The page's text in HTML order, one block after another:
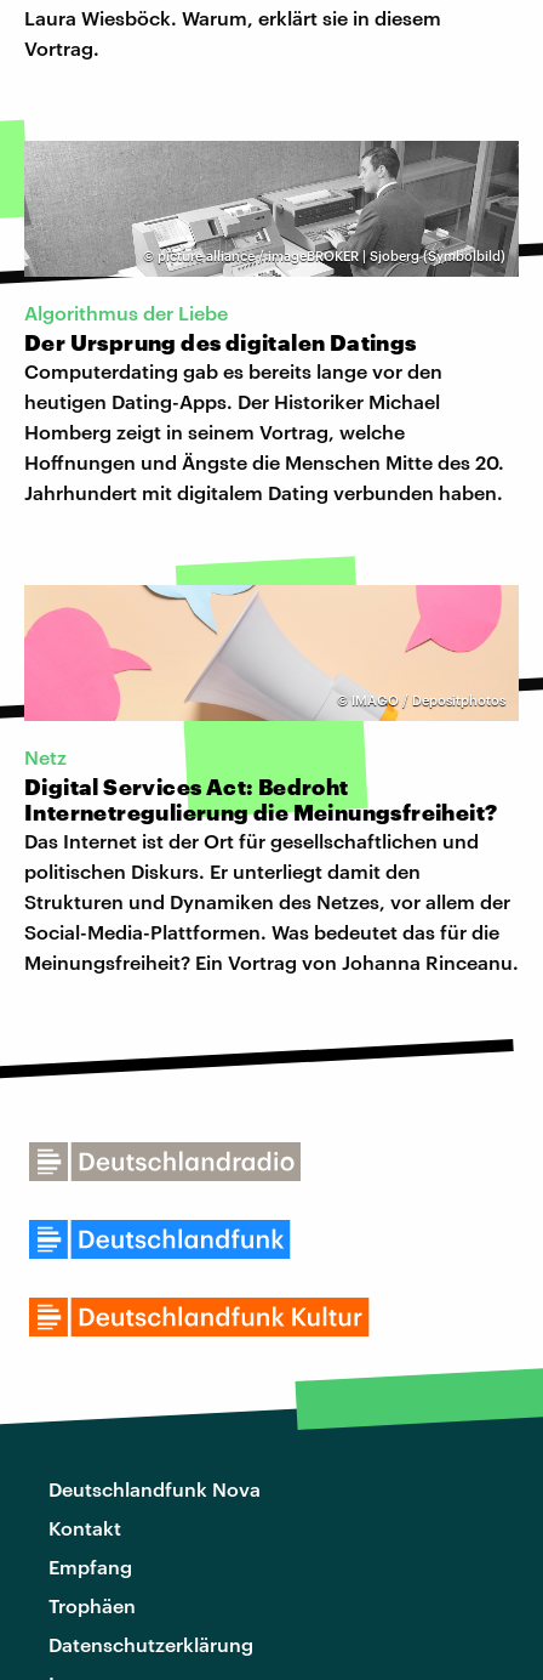
Laura Wiesböck. Warum, erklärt sie in diesem
Vortrag.
© picture alliance / imageBROKER | Sjoberg (Symbolbild)
Algorithmus der Liebe
Der Ursprung des digitalen Datings
Computerdating gab es bereits lange vor den
heutigen Dating-Apps. Der Historiker Michael
Homberg zeigt in seinem Vortrag, welche
Hoffnungen und Ängste die Menschen Mitte des 20.
Jahrhundert mit digitalem Dating verbunden haben.
© IMAGO / Depositphotos
Netz
Digital Services Act: Bedroht
Internetregulierung die Meinungsfreiheit?
Das Internet ist der Ort für gesellschaftlichen und
politischen Diskurs. Er unterliegt damit den
Strukturen und Dynamiken des Netzes, vor allem der
Social-Media-Plattformen. Was bedeutet das für die
Meinungsfreiheit? Ein Vortrag von Johanna Rinceanu.
Deutschlandfunk Nova
Kontakt
Empfang
Trophäen
Datenschutzerklärung